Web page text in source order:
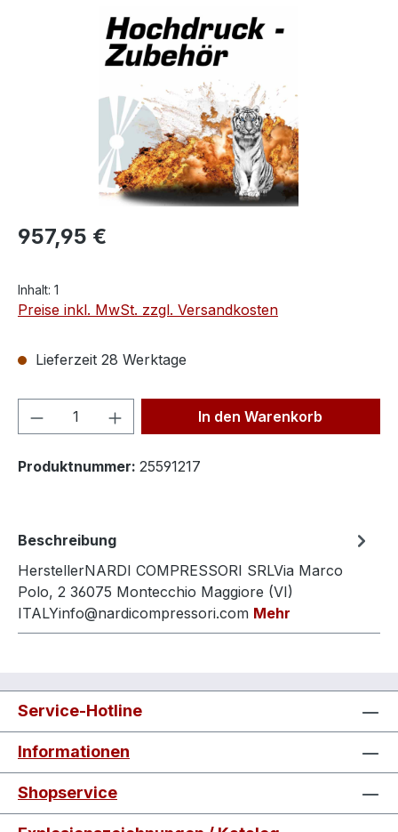
Bildergalerie überspringen
957,95 €
Inhalt: 1
Preise inkl. MwSt. zzgl. Versandkosten
Lieferzeit 28 Werktage
Produkt Anzahl: Gib denIn den Warenkorb
Produktnummer: 25591217
Beschreibung
HerstellerNARDI COMPRESSORI SRLVia Marco
Polo, 2 36075 Montecchio Maggiore (VI)
ITALYinfo@nardicompressori.com Mehr
Service-Hotline
Informationen
Shopservice